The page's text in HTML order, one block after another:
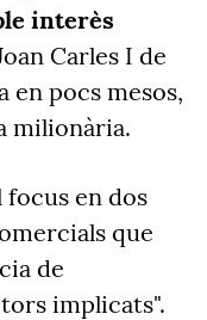
interès
Carles I de
en pocs mesos,
milionària.
focus en dos
que
de
implicats".